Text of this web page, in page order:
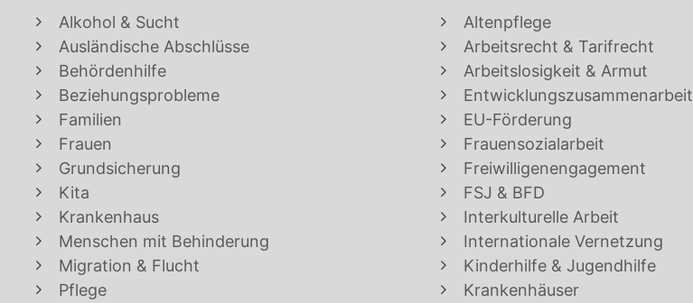
Alkohol & Sucht
Ausländische Abschlüsse
Behördenhilfe
Beziehungsprobleme
Familien
Frauen
Grundsicherung
Kita
Krankenhaus
Menschen mit Behinderung
Migration & Flucht
Pflege
Altenpflege
Arbeitsrecht & Tarifrecht
Arbeitslosigkeit & Armut
Entwicklungszusammenarbeit
EU-Förderung
Frauensozialarbeit
Freiwilligenengagement
FSJ & BFD
Interkulturelle Arbeit
Internationale Vernetzung
Kinderhilfe & Jugendhilfe
Krankenhäuser